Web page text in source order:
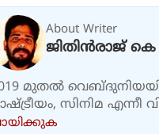
About Writer
ജിതിൻരാജ് കെ
മുതൽ
സിനിമ